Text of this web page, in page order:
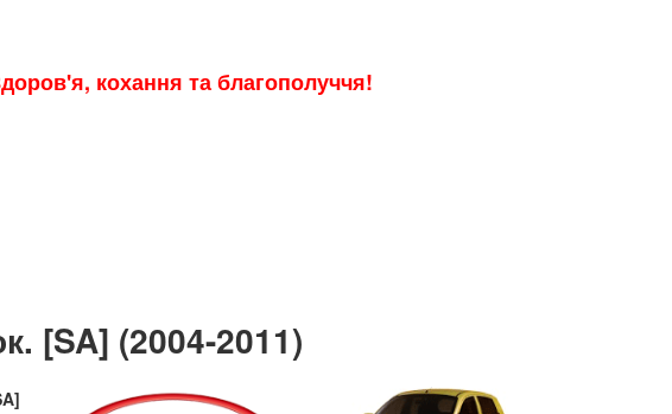
кохання та благополуччя!
[SA] (2004-2011)